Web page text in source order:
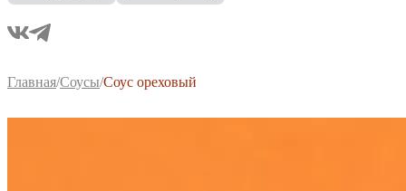
Главная/Соусы/Соус ореховый